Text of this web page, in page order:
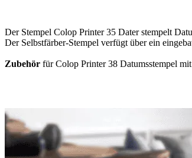
Der Stempel Colop Printer 35 Dater stempelt
Der Selbstfärber-Stempel verfügt über ein
Zubehör für Colop Printer 38 Datumsstempel